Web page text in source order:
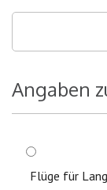
Angaben
Flüge für